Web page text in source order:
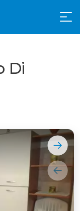
Di